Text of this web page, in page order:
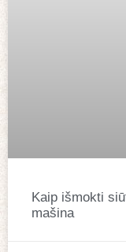
Kaip išmokti
mašina